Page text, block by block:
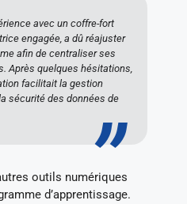
avec un coffre-fort
engagée, a dû réajuster
afin de centraliser ses
Après quelques hésitations,
facilitait la gestion
sécurité des données de
outils numériques
d’apprentissage.